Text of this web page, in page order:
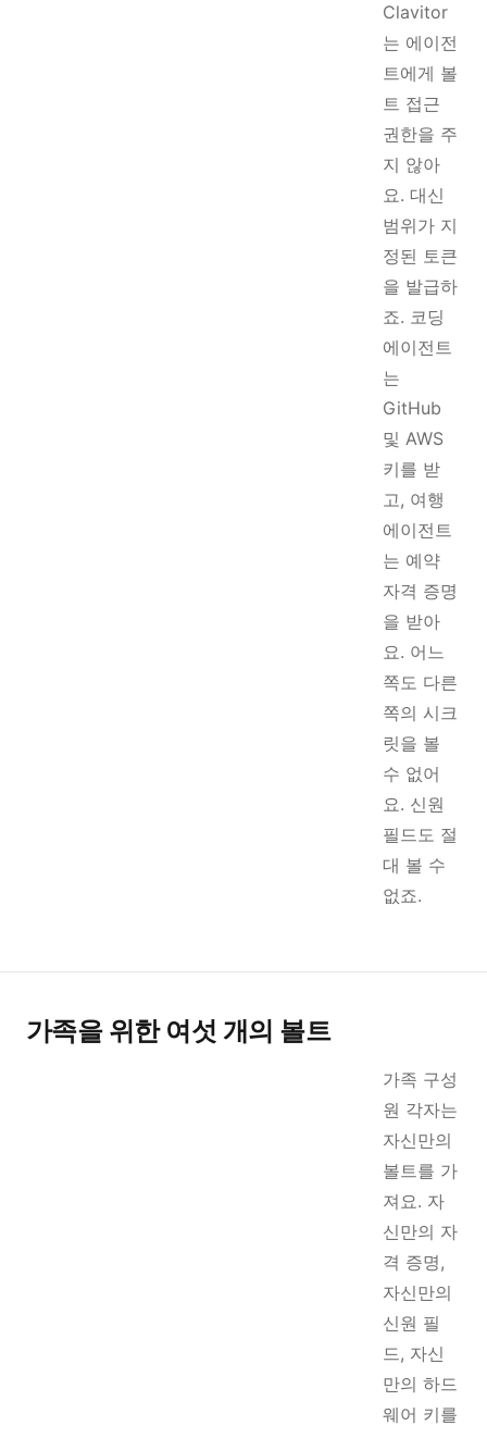
Clavitor
는 에이전
트에게 볼
트 접근
권한을 주
지 않아
요. 대신
범위가 지
정된 토큰
을 발급하
죠. 코딩
에이전트
는
GitHub
및 AWS
키를 받
고, 여행
에이전트
는 예약
자격 증명
을 받아
요. 어느
쪽도 다른
쪽의 시크
릿을 볼
수 없어
요. 신원
필드도 절
대 볼 수
없죠.
가족을 위한 여섯 개의 볼트
가족 구성
원 각자는
자신만의
볼트를 가
져요. 자
신만의 자
격 증명,
자신만의
신원 필
드, 자신
만의 하드
웨어 키를